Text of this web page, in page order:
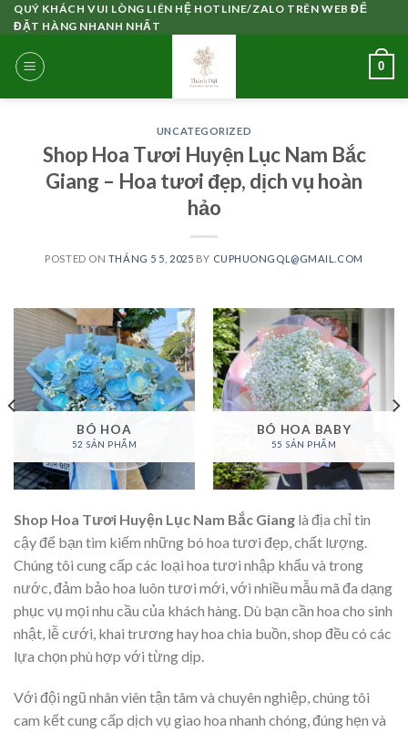
Skip
to
content
QUÝ KHÁCH VUI LÒNG LIÊN HỆ HOTLINE/ZALO TRÊN WEB ĐỂ
ĐẶT HÀNG NHANH NHẤT
0
UNCATEGORIZED
Shop Hoa Tươi Huyện Lục Nam Bắc
Giang – Hoa tươi đẹp, dịch vụ hoàn
hảo
POSTED ON THÁNG 5 5, 2025 BY CUPHUONGQL@GMAIL.COM
BÓ HOA
52 SẢN PHẨM
BÓ HOA BABY
55 SẢN PHẨM
Shop Hoa Tươi Huyện Lục Nam Bắc Giang là địa chỉ tin
cậy để bạn tìm kiếm những bó hoa tươi đẹp, chất lượng.
Chúng tôi cung cấp các loại hoa tươi nhập khẩu và trong
nước, đảm bảo hoa luôn tươi mới, với nhiều mẫu mã đa dạng
phục vụ mọi nhu cầu của khách hàng. Dù bạn cần hoa cho sinh
nhật, lễ cưới, khai trương hay hoa chia buồn, shop đều có các
lựa chọn phù hợp với từng dịp.
Với đội ngũ nhân viên tận tâm và chuyên nghiệp, chúng tôi
cam kết cung cấp dịch vụ giao hoa nhanh chóng, đúng hẹn và